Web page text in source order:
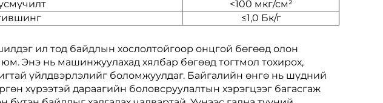
<100 мкг/см²
≤1,0 Бк/г
ил тод байдлын хослолтойгоор онцгой бөгөөд олон
Энэ нь машинжуулахад хялбар бөгөөд тогтмол тохирох,
үйлдвэрлэлийг боломжуулдаг. Байгалийн өнгө нь шүдний
хүрээтэй дараагийн боловсруулалтын хэрэгцээг багасгаж